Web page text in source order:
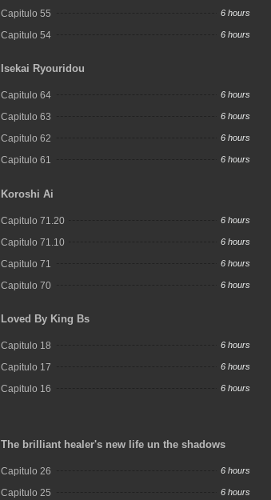
Capitulo 55 6 hours
Capitulo 54 6 hours
Isekai Ryouridou
Capitulo 64 6 hours
Capitulo 63 6 hours
Capitulo 62 6 hours
Capitulo 61 6 hours
Koroshi Ai
Capitulo 71.20 6 hours
Capitulo 71.10 6 hours
Capitulo 71 6 hours
Capitulo 70 6 hours
Loved By King Bs
Capitulo 18 6 hours
Capitulo 17 6 hours
Capitulo 16 6 hours
The brilliant healer's new life un the shadows
Capitulo 26 6 hours
Capitulo 25 6 hours